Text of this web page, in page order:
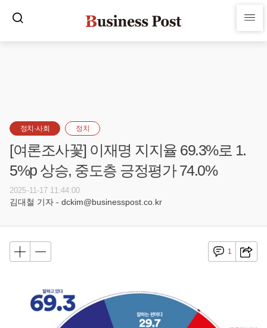
정치·사회 정치
[여론조사꽃] 이재명 지지율 69.3%로 1.
5%p 상승, 중도층 긍정평가 74.0%
2025-11-17 11:44:00
김대철 기자 - dckim@businesspost.co.kr
1